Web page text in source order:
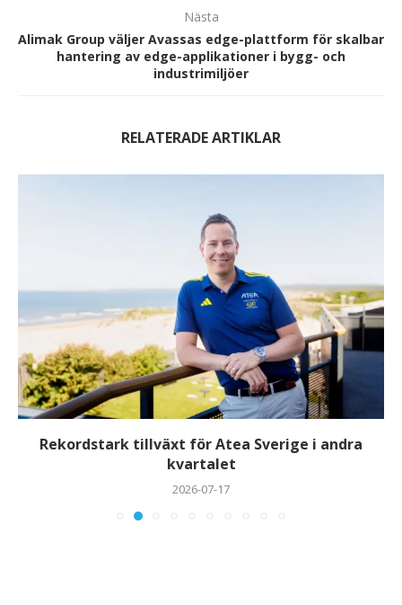
Nästa
Alimak Group väljer Avassas edge-plattform för skalbar
hantering av edge-applikationer i bygg- och
industrimiljöer
RELATERADE ARTIKLAR
HANZA fortsätter projekt Horizon och avvecklar
Gateway China
2026-07-15